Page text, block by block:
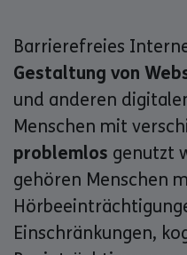
Barrierefreies
Gestaltung von
und anderen
Menschen mit
problemlos genutzt
gehören Menschen
Einschränkungen,